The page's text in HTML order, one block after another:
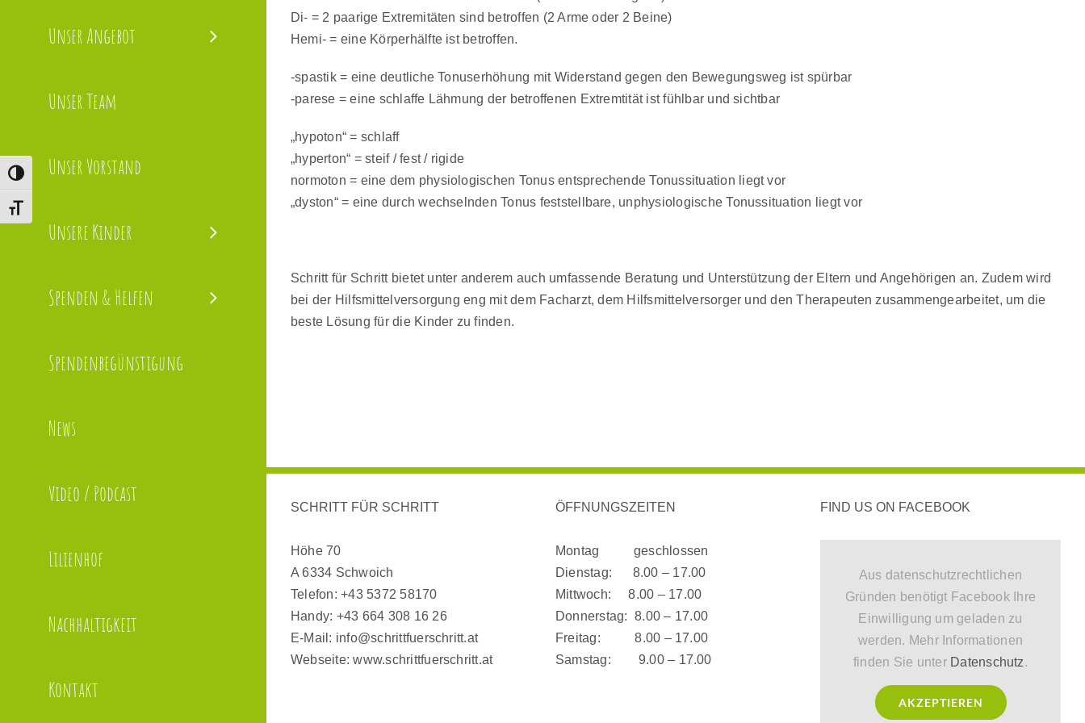
Umschalten auf hohe Kontraste
Schrift vergrößern
Unser Angebot
Unser Team
Unser Vorstand
Unsere Kinder
Spenden & Helfen
Spendenbegünstigung
News
Video / Podcast
Lilienhof
Nachhaltigkeit
Kontakt
Di- = 2 paarige Extremitäten sind betroffen (2 Arme oder 2 Beine)
Hemi- = eine Körperhälfte ist betroffen.
-spastik = eine deutliche Tonuserhöhung mit Widerstand gegen den Bewegungsweg ist spürbar
-parese = eine schlaffe Lähmung der betroffenen Extremtität ist fühlbar und sichtbar
„hypoton“ = schlaff
„hyperton“ = steif / fest / rigide
normoton = eine dem physiologischen Tonus entsprechende Tonussituation liegt vor
„dyston“ = eine durch wechselnden Tonus feststellbare, unphysiologische Tonussituation liegt vor
Schritt für Schritt bietet unter anderem auch umfassende Beratung und Unterstützung der Eltern und Angehörigen an. Zudem wird
bei der Hilfsmittelversorgung eng mit dem Facharzt, dem Hilfsmittelversorger und den Therapeuten zusammengearbeitet, um die
beste Lösung für die Kinder zu finden.
SCHRITT FÜR SCHRITT
Höhe 70
A 6334 Schwoich
Telefon:+43 5372 58170
Handy: +43 664 308 16 26
E-Mail: info@schrittfuerschritt.at
Webseite:www.schrittfuerschritt.at
ÖFFNUNGSZEITEN
Montag geschlossen
Dienstag: 8.00 – 17.00
Mittwoch: 8.00 – 17.00
Donnerstag: 8.00 – 17.00
Freitag: 8.00 – 17.00
Samstag: 9.00 – 17.00
FIND US ON FACEBOOK
Aus datenschutzrechtlichen
Gründen benötigt Facebook Ihre
Einwilligung um geladen zu
werden. Mehr Informationen
finden Sie unter Datenschutz.
AKZEPTIEREN